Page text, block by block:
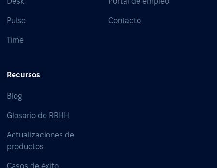
Pulse
Time
Contacto
Recursos
Blog
Glosario de RRHH
Actualizaciones de
productos
Casos de éxito